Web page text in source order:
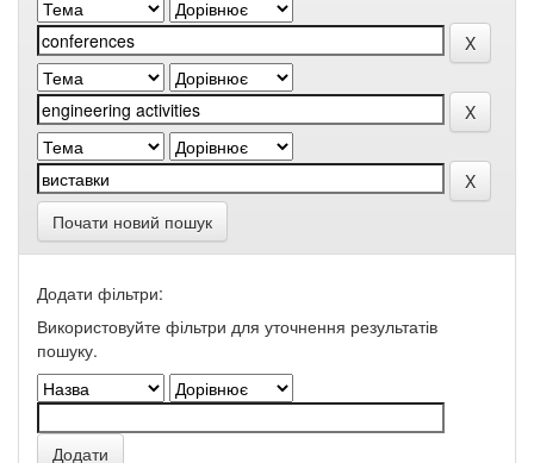
Почати новий пошук
Додати фільтри:
Використовуйте фільтри для уточнення результатів
пошуку.